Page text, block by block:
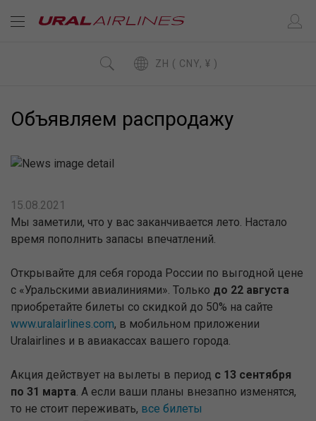
ZH ( CNY, ¥ )
Объявляем распродажу
15.08.2021
Мы заметили, что у вас заканчивается лето. Настало
время пополнить запасы впечатлений.
Открывайте для себя города России по выгодной цене
с «Уральскими авиалиниями». Только до 22 августа
приобретайте билеты со скидкой до 50% на сайте
www.uralairlines.com, в мобильном приложении
Uralairlines и в авиакассах вашего города.
Акция действует на вылеты в период с 13 сентября
по 31 марта. А если ваши планы внезапно изменятся,
то не стоит переживать, все билеты